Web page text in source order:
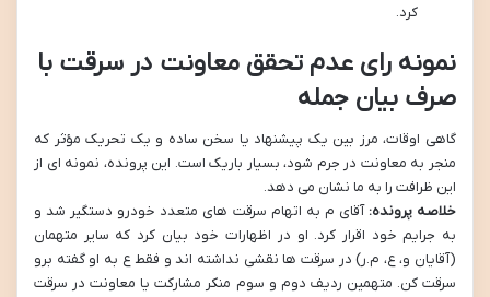
کرد.
نمونه رای عدم تحقق معاونت در سرقت با
صرف بیان جمله
گاهی اوقات، مرز بین یک پیشنهاد یا سخن ساده و یک تحریک مؤثر که
منجر به معاونت در جرم شود، بسیار باریک است. این پرونده، نمونه ای از
این ظرافت را به ما نشان می دهد.
خلاصه پرونده: آقای م به اتهام سرقت های متعدد خودرو دستگیر شد و
به جرایم خود اقرار کرد. او در اظهارات خود بیان کرد که سایر متهمان
(آقایان و، ع، م.ر) در سرقت ها نقشی نداشته اند و فقط ع به او گفته برو
سرقت کن. متهمین ردیف دوم و سوم منکر مشارکت یا معاونت در سرقت